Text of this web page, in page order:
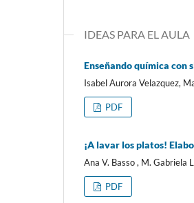
IDEAS PARA EL AULA
Enseñando química con
Isabel Aurora Velazquez,
PDF
¡A lavar los platos!
Ana V. Basso , M. Gabriela
PDF